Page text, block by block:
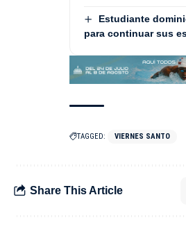
Estudiante
para continuar sus
TAGGED: VIERNES SANTO
Share This Article